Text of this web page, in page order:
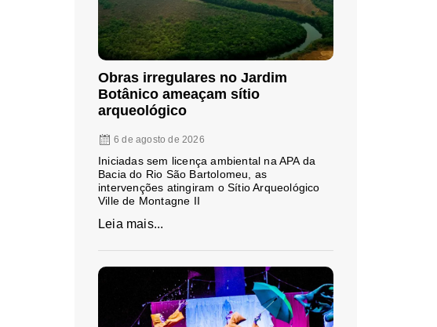
Obras irregulares no Jardim
Botânico ameaçam sítio
arqueológico
6 de agosto de 2026
Iniciadas sem licença ambiental na APA da
Bacia do Rio São Bartolomeu, as
intervenções atingiram o Sítio Arqueológico
Ville de Montagne II
Leia mais...